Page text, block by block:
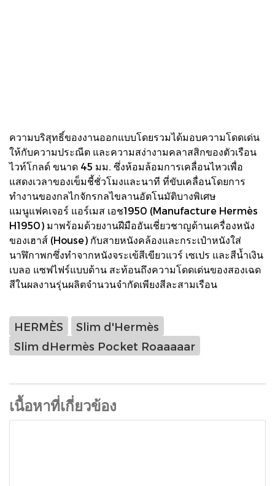
ความบริสุทธิ์ของงานออกแบบโดยรวมได้มอบความโดดเด่น
ให้กับความประณีต และความสง่างามคลาสสิกของตัวเรือน
ไวท์โกลด์​ ขนาด 45 มม. ซึ่งห้อมล้อมการเคลื่อนไหวเพื่อ
แสดงเวลาของเข็มชี้ชั่วโมงและนาที ที่ขับเคลื่อนโดยการ
ทำงานของกลไกจักรกลไขลานอัตโนมัติบางพิเศษ
แมนูแฟคเจอร์ แอร์เมส เอช1950 (Manufacture Hermès
H1950) มาพร้อมด้วยงานฝีมืออันเชี่ยวชาญด้านเครื่องหนัง
ของเฮาส์ (House) กับสายหนังคล้องและกระเป๋าหนังใส่
นาฬิกาพกซึ่งทำจากหนังจระเข้สีเขียวแวร์ เซเปร และสีน้ำเงิน
เบลอ แซฟไฟร์แบบด้าน สะท้อนถึงความโดดเด่นของสองเฉด
สีในผลงานรุ่นผลิตจำนวนจำกัดเพียงสีละสามเรือน
HERMÈS
Slim d'Hermès
Slim dHermès Pocket Roaaaaar
เนื้อหาที่เกี่ยวข้อง